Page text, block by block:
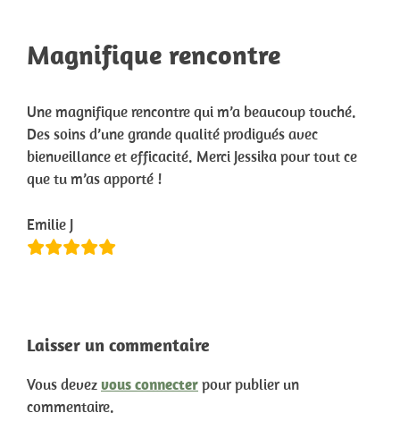
Magnifique rencontre
Une magnifique rencontre qui m’a beaucoup touché.
Des soins d’une grande qualité prodigués avec
bienveillance et efficacité. Merci Jessika pour tout ce
que tu m’as apporté !
Emilie J
Laisser un commentaire
Vous devez vous connecterpour publier un
commentaire.